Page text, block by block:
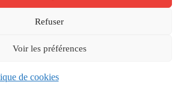
Refuser
Voir les préférences
de cookies